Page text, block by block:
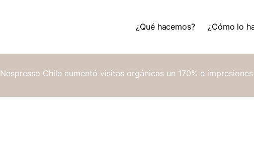
¿Qué hacemos?
¿Cómo lo
Nespresso Chile aumentó visitas orgánicas un 170% e